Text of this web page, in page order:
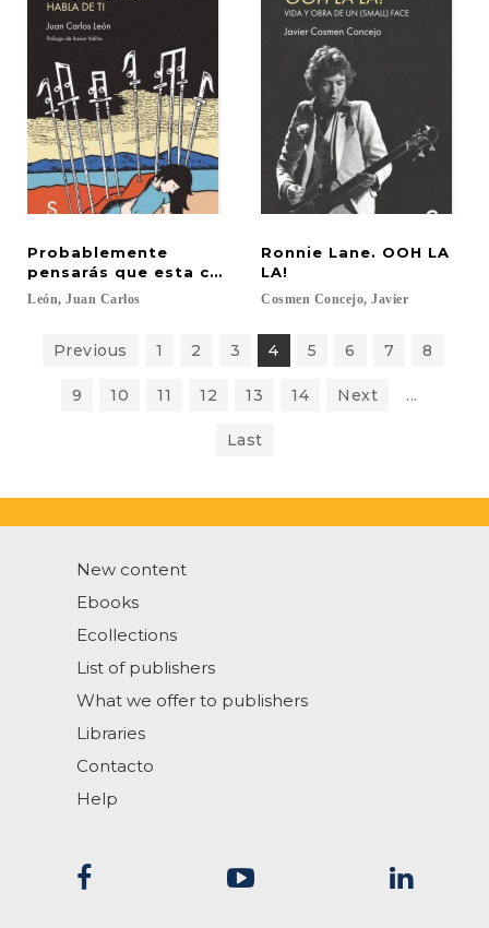
Probablemente
pensarás que esta canción habla de ti
León, Juan Carlos
Ronnie Lane. OOH LA
LA!
Cosmen Concejo, Javier
Previous 1 2 3 4 5 6 7 8
9 10 11 12 13 14 Next ...
Last
New content
Ebooks
Ecollections
List of publishers
What we offer to publishers
Libraries
Contacto
Help